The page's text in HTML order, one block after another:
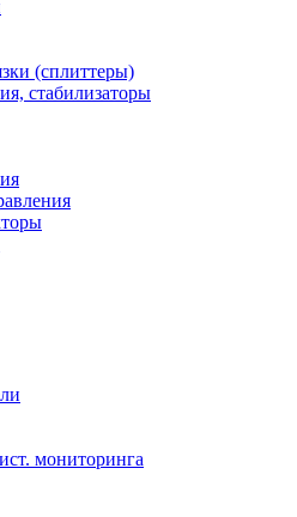
(сплиттеры)
стабилизаторы
мониторинга